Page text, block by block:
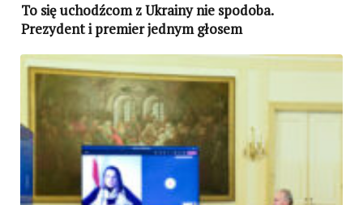
To się uchodźcom z Ukrainy nie spodoba.
Prezydent i premier jednym głosem